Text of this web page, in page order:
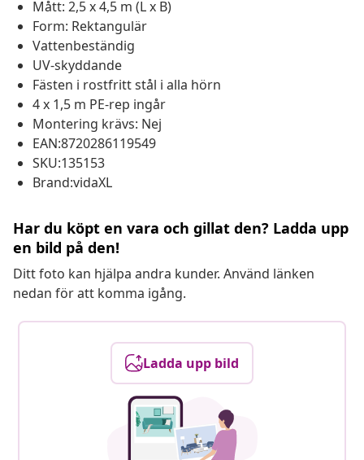
Mått: 2,5 x 4,5 m (L x B)
Form: Rektangulär
Vattenbeständig
UV-skyddande
Fästen i rostfritt stål i alla hörn
4 x 1,5 m PE-rep ingår
Montering krävs: Nej
EAN:8720286119549
SKU:135153
Brand:vidaXL
Har du köpt en vara och gillat den? Ladda upp
en bild på den!
Ditt foto kan hjälpa andra kunder. Använd länken
nedan för att komma igång.
Ladda upp bild